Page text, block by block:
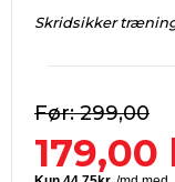
Skridsikker
299,00
179,00